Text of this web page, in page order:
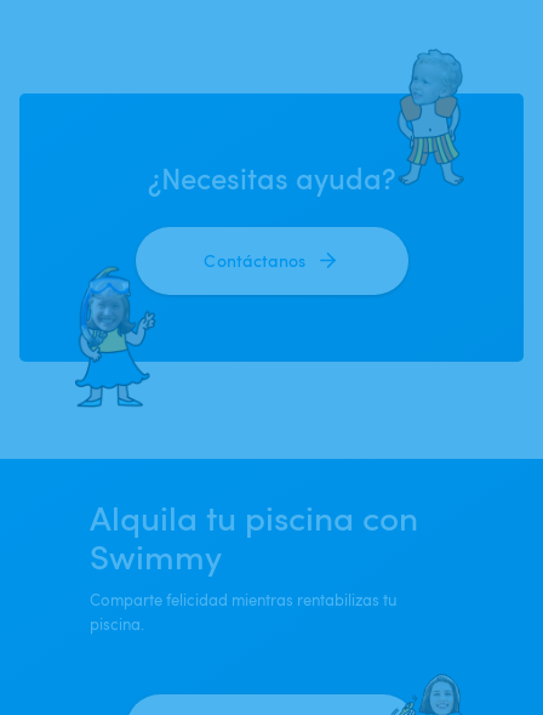
¿Necesitas ayuda?
Contáctanos
Alquila tu piscina con
Swimmy
Comparte felicidad mientras rentabilizas tu
piscina.